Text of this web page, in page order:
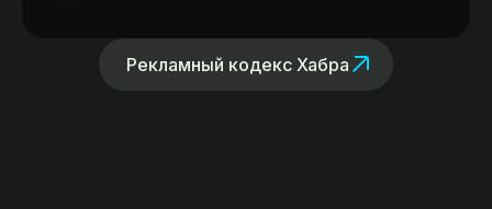
Рекламный кодекс Хабра